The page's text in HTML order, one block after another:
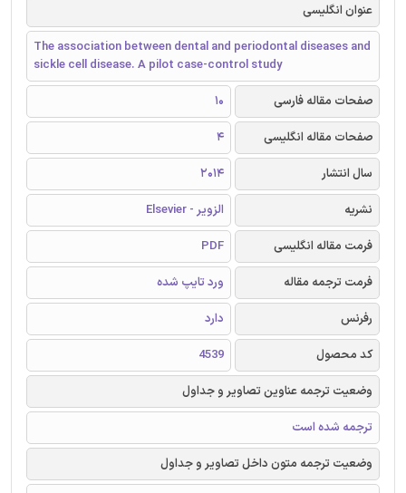
عنوان انگلیسی
The association between dental and periodontal diseases and
sickle cell disease. A pilot case-control study
صفحات مقاله فارسی
10
صفحات مقاله انگلیسی
4
سال انتشار
2014
نشریه
الزویر - Elsevier
فرمت مقاله انگلیسی
PDF
فرمت ترجمه مقاله
ورد تایپ شده
رفرنس
دارد
کد محصول
4539
وضعیت ترجمه عناوین تصاویر و جداول
ترجمه شده است
وضعیت ترجمه متون داخل تصاویر و جداول